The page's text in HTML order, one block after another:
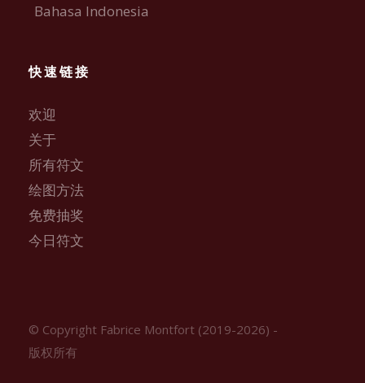
Bahasa Indonesia
快速链接
欢迎
关于
所有符文
绘图方法
免费抽奖
今日符文
© Copyright Fabrice Montfort (2019-2026) -
版权所有